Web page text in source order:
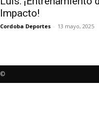
Impacto!
Cordoba Deportes - 13 mayo, 2025
©